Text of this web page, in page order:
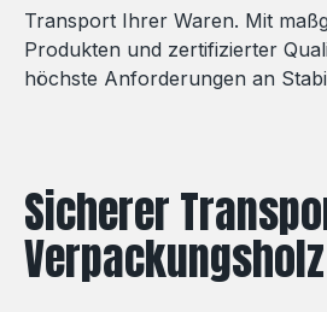
Transport Ihrer Waren. Mit
Produkten und zertifizierter
höchste Anforderungen an
Sicherer
Verpackungsholz